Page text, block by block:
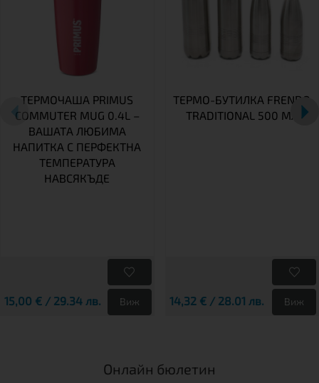
ТЕРМОЧАША PRIMUS
COMMUTER MUG 0.4L –
ВАШАТА ЛЮБИМА
НАПИТКА С ПЕРФЕКТНА
ТЕМПЕРАТУРА
НАВСЯКЪДЕ
15,00 € / 29.34 лв. Виж
ТЕРМО-БУТИЛКА FRENDO
TRADITIONAL 500 МЛ
14,32 € / 28.01 лв. Виж
Онлайн бюлетин